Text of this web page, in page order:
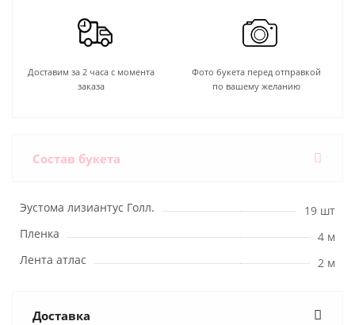
Доставим за 2 часа с момента
заказа
Фото букета перед отправкой
по вашему желанию
Состав букета
Эустома лизиантус Голл.
19 шт
Пленка
4 м
Лента атлас
2 м
Доставка